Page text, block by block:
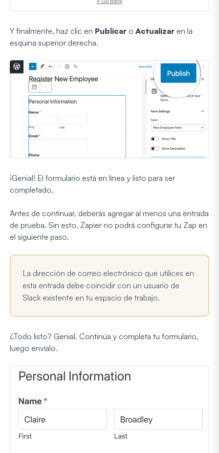
Y finalmente, haz clic en Publicar o Actualizar en la
esquina superior derecha.
¡Genial! El formulario está en línea y listo para ser
completado.
Antes de continuar, deberás agregar al menos una entrada
de prueba. Sin esto, Zapier no podrá configurar tu Zap en
el siguiente paso.
La dirección de correo electrónico que utilices en
esta entrada debe coincidir con un usuario de
Slack existente en tu espacio de trabajo.
¿Todo listo? Genial. Continúa y completa tu formulario,
luego envíalo.